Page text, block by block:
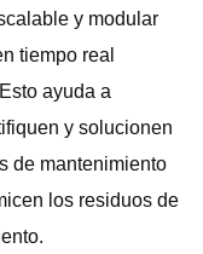
y modular
tiempo real
ayuda a
y solucionen
de mantenimiento
los residuos de